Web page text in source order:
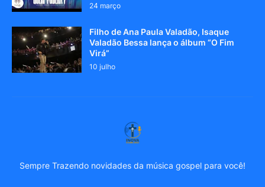
24 março
Filho de Ana Paula Valadão, Isaque
Valadão Bessa lança o álbum “O Fim
Virá”
10 julho
Sempre Trazendo novidades da música gospel para você!